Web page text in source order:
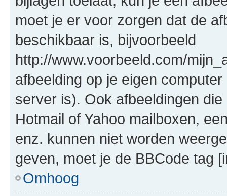
moet je er voor zorgen dat de
beschikbaar is, bijvoorbeeld
http://www.voorbeeld.com/
afbeelding op je eigen
server is). Ook afbeeldingen
Hotmail of Yahoo mailboxen,
enz. kunnen niet worden
geven, moet je de BBCode tag
Omhoog